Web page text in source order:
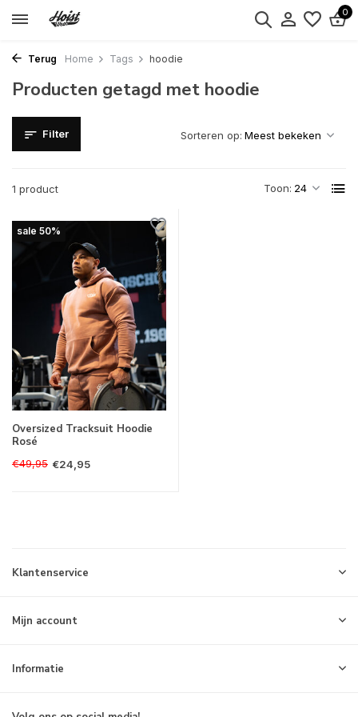
0
Terug Home Tags hoodie
Producten getagd met hoodie
Filter
1 product Toon:
Sorteren op:
sale 50%
Oversized Tracksuit Hoodie
Rosé
€49,95 €24,95
Klantenservice
Mijn account
Informatie